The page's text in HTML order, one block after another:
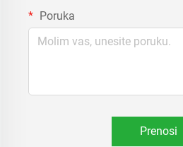
Poruka
Prenosi